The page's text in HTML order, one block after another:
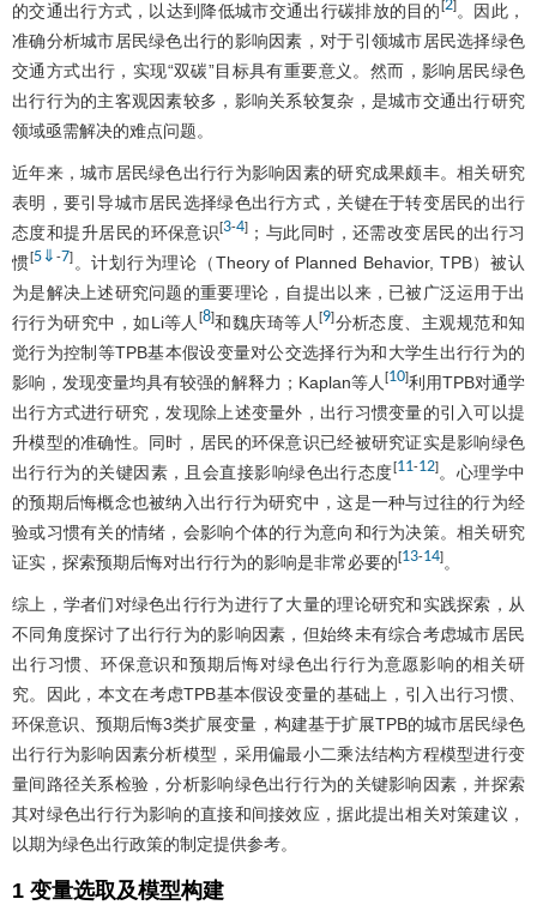
的交通出行方式，以达到降低城市交通出行碳排放的目的 [2]。因此，
准确分析城市居民绿色出行的影响因素，对于引领城市居民选择绿色
交通方式出行，实现“双碳”目标具有重要意义。然而，影响居民绿色
出行行为的主客观因素较多，影响关系较复杂，是城市交通出行研究
领域亟需解决的难点问题。
近年来，城市居民绿色出行行为影响因素的研究成果颇丰。相关研究
表明，要引导城市居民选择绿色出行方式，关键在于转变居民的出行
态度和提升居民的环保意识[3-4] ；与此同时，还需改变居民的出行习
惯[5⇓ -7]。计划行为理论（Theory of Planned Behavior, TPB）被认
为是解决上述研究问题的重要理论，自提出以来，已被广泛运用于出
行行为研究中，如Li等人 [8]和魏庆琦等人[9]分析态度、主观规范和知
觉行为控制等TPB基本假设变量对公交选择行为和大学生出行行为的
影响，发现变量均具有较强的解释力；Kaplan等人 [10]利用TPB对通学
出行方式进行研究，发现除上述变量外，出行习惯变量的引入可以提
升模型的准确性。同时，居民的环保意识已经被研究证实是影响绿色
出行行为的关键因素，且会直接影响绿色出行态度[11-12]。心理学中
的预期后悔概念也被纳入出行行为研究中，这是一种与过往的行为经
验或习惯有关的情绪，会影响个体的行为意向和行为决策。相关研究
证实，探索预期后悔对出行行为的影响是非常必要的[13-14] 。
综上，学者们对绿色出行行为进行了大量的理论研究和实践探索，从
不同角度探讨了出行行为的影响因素，但始终未有综合考虑城市居民
出行习惯、环保意识和预期后悔对绿色出行行为意愿影响的相关研
究。因此，本文在考虑TPB基本假设变量的基础上，引入出行习惯、
环保意识、预期后悔3类扩展变量，构建基于扩展TPB的城市居民绿色
出行行为影响因素分析模型，采用偏最小二乘法结构方程模型进行变
量间路径关系检验，分析影响绿色出行行为的关键影响因素，并探索
其对绿色出行行为影响的直接和间接效应，据此提出相关对策建议，
以期为绿色出行政策的制定提供参考。
1 变量选取及模型构建